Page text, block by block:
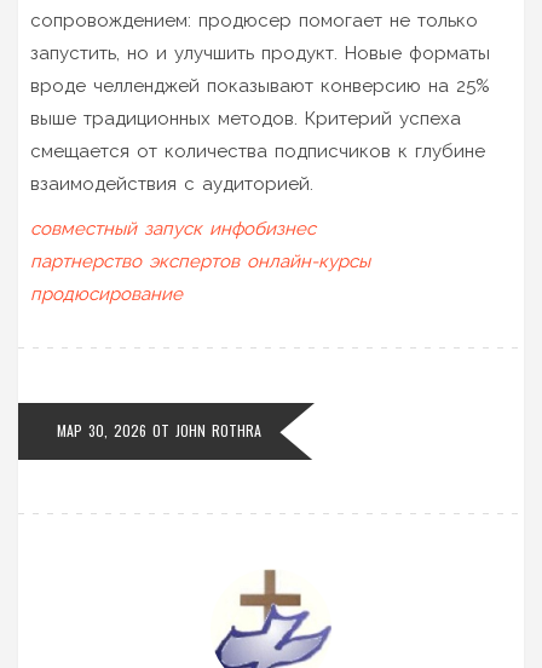
сопровождением: продюсер помогает не только
запустить, но и улучшить продукт. Новые форматы
вроде челленджей показывают конверсию на 25%
выше традиционных методов. Критерий успеха
смещается от количества подписчиков к глубине
взаимодействия с аудиторией.
совместный запуск инфобизнес
партнерство экспертов онлайн-курсы
продюсирование
МАР 30, 2026 ОТ JOHN ROTHRA